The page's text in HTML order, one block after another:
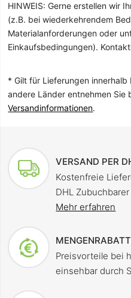
HINWEIS: Gerne erstellen wir
(z.B. bei wiederkehrendem
Materialanforderungen oder
Einkaufsbedingungen).
* Gilt für Lieferungen
andere Länder entnehmen
Versandinformationen.
VERSAND PER
Kostenfreie
DHL
Mehr erfahren
Preisvorteile bei
einsehbar durch